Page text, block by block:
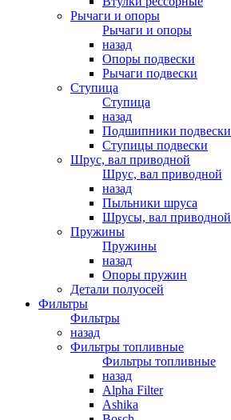
Рычаги и опоры
Рычаги и опоры
назад
Опоры подвески
Рычаги подвески
Ступица
Ступица
назад
Подшипники подвески
Ступицы подвески
Шрус, вал приводной
Шрус, вал приводной
назад
Пыльники шруса
Шрусы, вал приводной
Пружины
Пружины
назад
Опоры пружин
Детали полуосей
Фильтры
Фильтры
назад
Фильтры топливные
Фильтры топливные
назад
Alpha Filter
Ashika